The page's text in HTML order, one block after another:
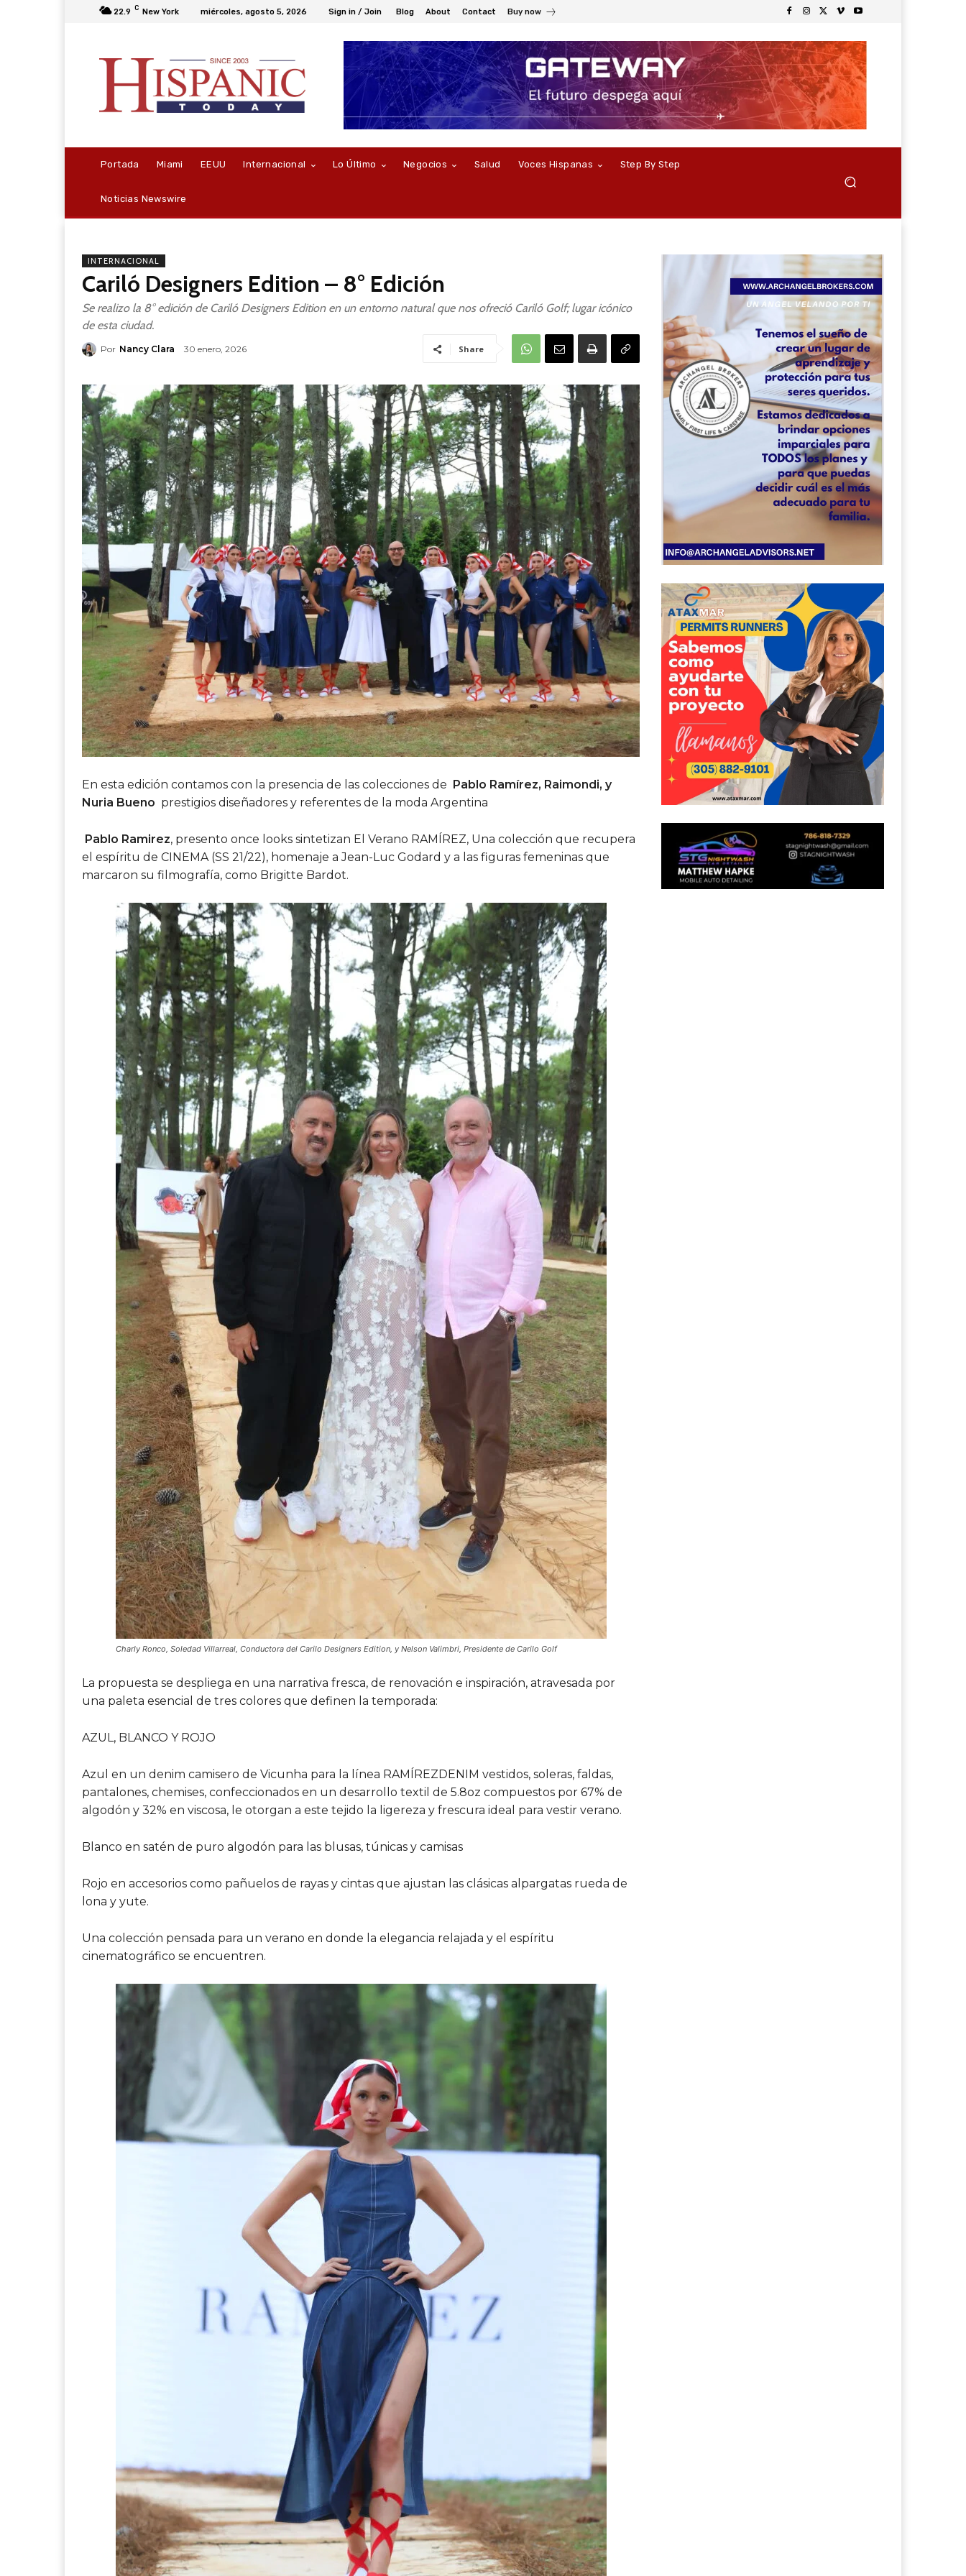
22.9 C New York miércoles, agosto 5, 2026 Sign in / Join Blog About Contact Buy now
Portada Miami EEUU Internacional Lo Último Negocios Salud Voces Hispanas Step By Step
Noticias Newswire
INTERNACIONAL
Cariló Designers Edition – 8° Edición
Se realizo la 8° edición de Cariló Designers Edition en un entorno natural que nos ofreció Cariló Golf; lugar icónico
de esta ciudad.
Por Nancy Clara 30 enero, 2026 Share
En esta edición contamos con la presencia de las colecciones de Pablo Ramírez, Raimondi, y
Nuria Bueno prestigios diseñadores y referentes de la moda Argentina
Pablo Ramirez, presento once looks sintetizan El Verano RAMÍREZ, Una colección que recupera
el espíritu de CINEMA (SS 21/22), homenaje a Jean-Luc Godard y a las figuras femeninas que
marcaron su filmografía, como Brigitte Bardot.
Charly Ronco, Soledad Villarreal, Conductora del Carilo Designers Edition, y Nelson Valimbri, Presidente de Carilo Golf
La propuesta se despliega en una narrativa fresca, de renovación e inspiración, atravesada por
una paleta esencial de tres colores que definen la temporada:
AZUL, BLANCO Y ROJO
Azul en un denim camisero de Vicunha para la línea RAMÍREZDENIM vestidos, soleras, faldas,
pantalones, chemises, confeccionados en un desarrollo textil de 5.8oz compuestos por 67% de
algodón y 32% en viscosa, le otorgan a este tejido la ligereza y frescura ideal para vestir verano.
Blanco en satén de puro algodón para las blusas, túnicas y camisas
Rojo en accesorios como pañuelos de rayas y cintas que ajustan las clásicas alpargatas rueda de
lona y yute.
Una colección pensada para un verano en donde la elegancia relajada y el espíritu
cinematográfico se encuentren.